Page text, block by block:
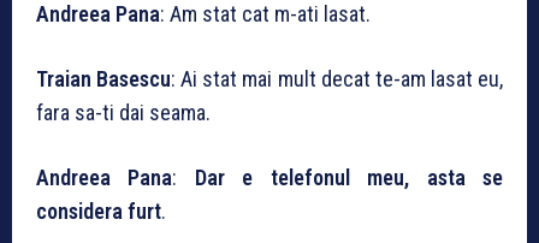
Andreea Pana: Am stat cat m-ati lasat.
Traian Basescu: Ai stat mai mult decat te-am lasat eu,
fara sa-ti dai seama.
Andreea Pana: Dar e telefonul meu, asta se
considera furt.